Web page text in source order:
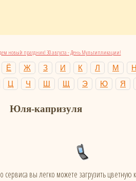
новый праздник! 30 августа - День Мультипликации!
Ё Ж З И К Л М
Н
Ц Ч Ш Щ Э Ю Я
Юля-капризуля
вы легко можете загрузить